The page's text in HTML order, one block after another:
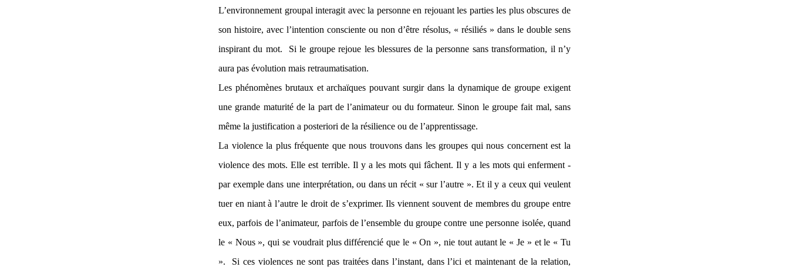
L’environnement groupal interagit avec la personne en rejouant les parties les plus obscures de
son histoire, avec l’intention consciente ou non d’être résolus, « résiliés » dans le double sens
inspirant du mot. Si le groupe rejoue les blessures de la personne sans transformation, il n’y
aura pas évolution mais retraumatisation.
Les phénomènes brutaux et archaïques pouvant surgir dans la dynamique de groupe exigent
une grande maturité de la part de l’animateur ou du formateur. Sinon le groupe fait mal, sans
même la justification a posteriori de la résilience ou de l’apprentissage.
La violence la plus fréquente que nous trouvons dans les groupes qui nous concernent est la
violence des mots. Elle est terrible. Il y a les mots qui fâchent. Il y a les mots qui enferment -
par exemple dans une interprétation, ou dans un récit « sur l’autre ». Et il y a ceux qui veulent
tuer en niant à l’autre le droit de s’exprimer. Ils viennent souvent de membres du groupe entre
eux, parfois de l’animateur, parfois de l’ensemble du groupe contre une personne isolée, quand
le « Nous », qui se voudrait plus différencié que le « On », nie tout autant le « Je » et le « Tu
». Si ces violences ne sont pas traitées dans l’instant, dans l’ici et maintenant de la relation,